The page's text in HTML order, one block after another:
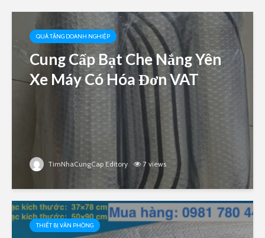
QUÀ TẶNG DOANH NGHIỆP
Cung Cấp Bạt Che Nắng Yên
Xe Máy Có Hóa Đơn VAT
TimNhaCungCap Editory 7 views
THIẾT BỊ VĂN PHÒNG